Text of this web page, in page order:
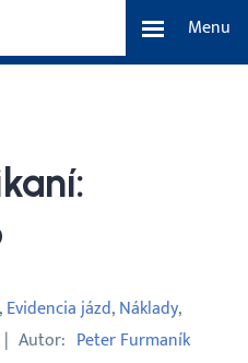
Menu
Evidencia jázd Náklady
Autor Peter Furmaník